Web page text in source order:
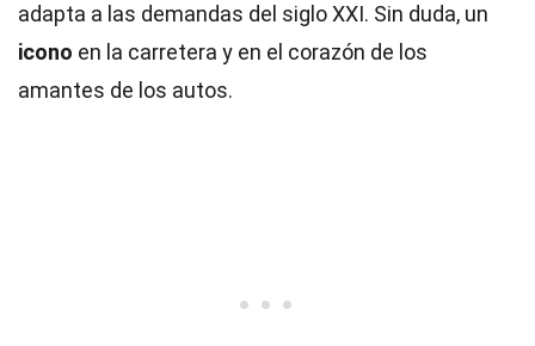
adapta a las demandas del siglo XXI. Sin duda, un
icono en la carretera y en el corazón de los
amantes de los autos.